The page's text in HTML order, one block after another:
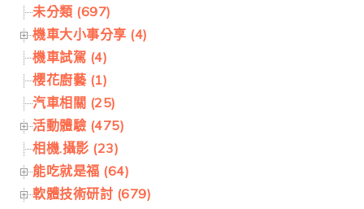
未分類 (697)
機車大小事分享 (4)
機車試駕 (4)
櫻花廚藝 (1)
汽車相關 (25)
活動體驗 (475)
相機.攝影 (23)
能吃就是福 (64)
軟體技術研討 (679)